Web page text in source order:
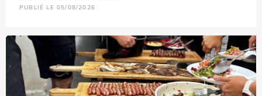
PUBLIÉ LE 05/08/2026